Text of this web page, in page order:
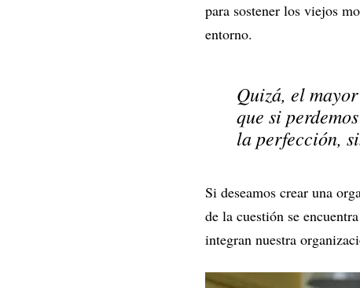
para sostener los viejos
entorno.
Quizá, el
que si
la perfección,
Si deseamos crear una
de la cuestión se
integran nuestra